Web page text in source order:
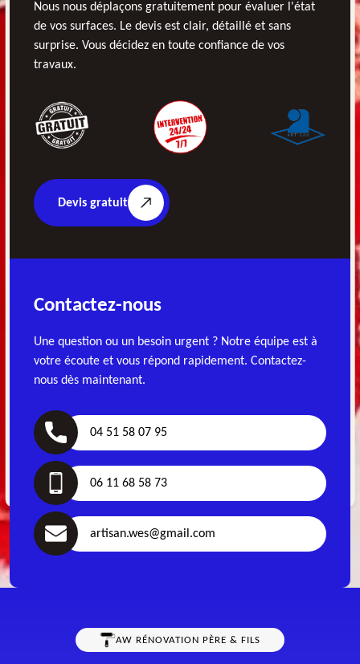
Nous nous déplaçons gratuitement pour évaluer l'état
de vos surfaces. Le devis est clair, détaillé et sans
surprise. Vous décidez en toute confiance de vos
travaux.
Devis gratuit
Contactez-nous
Une question ou un besoin urgent ? Notre équipe est à
votre écoute et vous répond rapidement. Contactez-
nous dès maintenant.
04 51 58 07 95
06 11 68 58 73
artisan.wes@gmail.com
AW RÉNOVATION PÈRE & FILS